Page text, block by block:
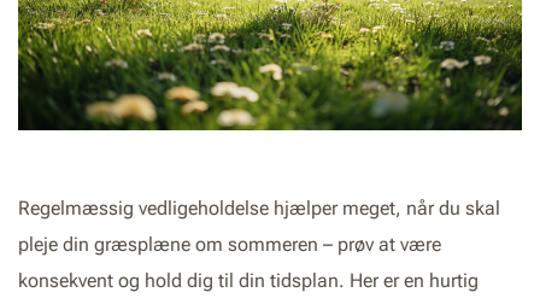
Regelmæssig vedligeholdelse hjælper meget, når du skal
pleje din græsplæne om sommeren – prøv at være
konsekvent og hold dig til din tidsplan. Her er en hurtig